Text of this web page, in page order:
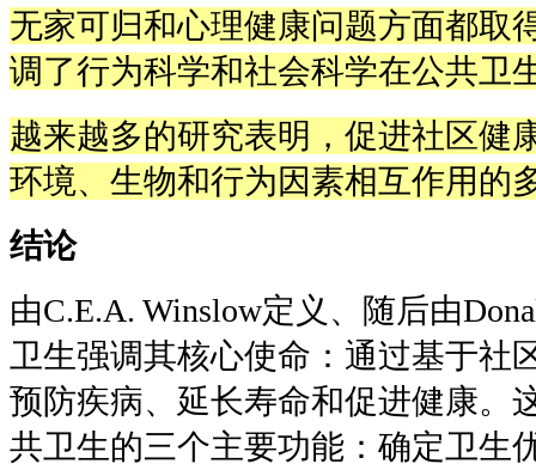
无家可归和心理健康问题方面都取
调了行为科学和社会科学在公共卫
越来越多的研究表明，促进社区健
环境、生物和行为因素相互作用的
结论
由C.E.A. Winslow定义、随后由
卫生强调其核心使命：通过基于社
预防疾病、延长寿命和促进健康。
共卫生的三个主要功能：确定卫生